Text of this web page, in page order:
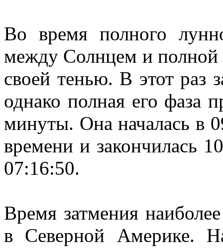
Во время полного
между Солнцем и полной
своей тенью. В этот раз
однако полная его фаза
минуты. Она началась в
времени и закончилась
07:16:50.
Время затмения
в Северной Америке.